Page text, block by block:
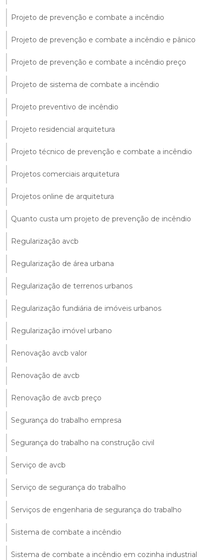
Projeto de prevenção e combate a incêndio
Projeto de prevenção e combate a incêndio e pânico
Projeto de prevenção e combate a incêndio preço
Projeto de sistema de combate a incêndio
Projeto preventivo de incêndio
Projeto residencial arquitetura
Projeto técnico de prevenção e combate a incêndio
Projetos comerciais arquitetura
Projetos online de arquitetura
Quanto custa um projeto de prevenção de incêndio
Regularização avcb
Regularização de área urbana
Regularização de terrenos urbanos
Regularização fundiária de imóveis urbanos
Regularização imóvel urbano
Renovação avcb valor
Renovação de avcb
Renovação de avcb preço
Segurança do trabalho empresa
Segurança do trabalho na construção civil
Serviço de avcb
Serviço de segurança do trabalho
Serviços de engenharia de segurança do trabalho
Sistema de combate a incêndio
Sistema de combate a incêndio em cozinha industrial